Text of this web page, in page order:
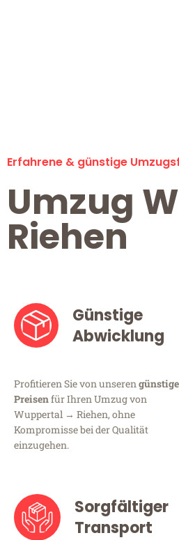
Erfahrene & günstige
Umzug
Riehen
Günstige
Abwicklung
Profitieren Sie von unseren
Preisenfür Ihren Umzug von
Wuppertal → Riehen, ohne
Kompromisse bei der Qualität
einzugehen.
Sorgfältiger
Transport